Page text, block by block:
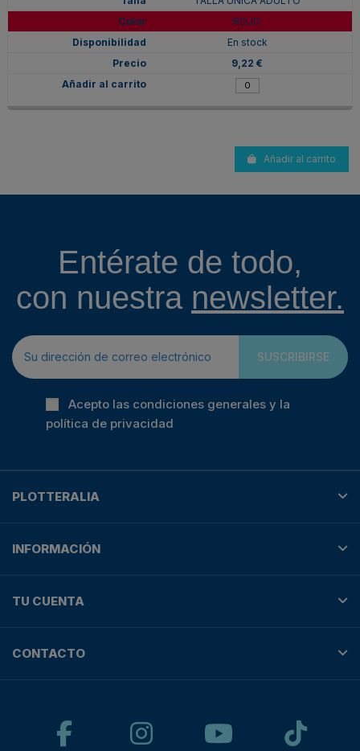
ROJO
En stock
9,22 €
Añadir al carrito
Entérate de todo,
con nuestra newsletter.
SUSCRIBIRSE
Acepto las condiciones generales y la
política de privacidad
PLOTTERALIA
INFORMACIÓN
TU CUENTA
CONTACTO